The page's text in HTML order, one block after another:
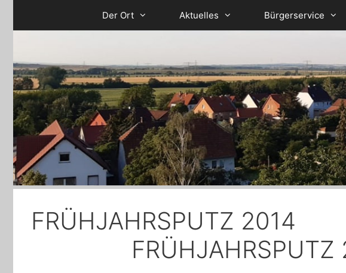
Der Ort Aktuelles Bürgerservice
FRÜHJAHRSPUTZ 2014
FRÜHJAHRSPUTZ